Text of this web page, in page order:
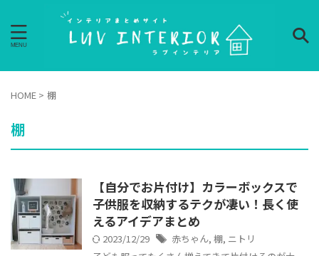
HOME > 棚
棚
【自分でお片付け】カラーボックスで
子供服を収納するテクが凄い！長く使
えるアイデアまとめ
2023/12/29 赤ちゃん, 棚, ニトリ